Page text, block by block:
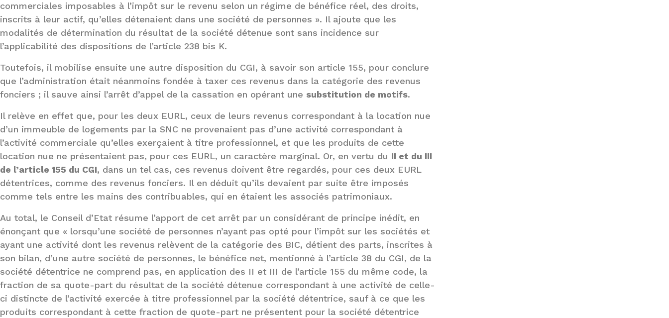
commerciales imposables à l’impôt sur le revenu selon un régime de bénéfice réel, des droits,
inscrits à leur actif, qu’elles détenaient dans une société de personnes ». Il ajoute que les
modalités de détermination du résultat de la société détenue sont sans incidence sur
l’applicabilité des dispositions de l’article 238 bis K.
Toutefois, il mobilise ensuite une autre disposition du CGI, à savoir son article 155, pour conclure
que l’administration était néanmoins fondée à taxer ces revenus dans la catégorie des revenus
fonciers ; il sauve ainsi l’arrêt d’appel de la cassation en opérant une substitution de motifs.
Il relève en effet que, pour les deux EURL, ceux de leurs revenus correspondant à la location nue
d’un immeuble de logements par la SNC ne provenaient pas d’une activité correspondant à
l’activité commerciale qu’elles exerçaient à titre professionnel, et que les produits de cette
location nue ne présentaient pas, pour ces EURL, un caractère marginal. Or, en vertu du II et du III
de l’article 155 du CGI, dans un tel cas, ces revenus doivent être regardés, pour ces deux EURL
détentrices, comme des revenus fonciers. Il en déduit qu’ils devaient par suite être imposés
comme tels entre les mains des contribuables, qui en étaient les associés patrimoniaux.
Au total, le Conseil d’Etat résume l’apport de cet arrêt par un considérant de principe inédit, en
énonçant que « lorsqu’une société de personnes n’ayant pas opté pour l’impôt sur les sociétés et
ayant une activité dont les revenus relèvent de la catégorie des BIC, détient des parts, inscrites à
son bilan, d’une autre société de personnes, le bénéfice net, mentionné à l’article 38 du CGI, de la
société détentrice ne comprend pas, en application des II et III de l’article 155 du même code, la
fraction de sa quote-part du résultat de la société détenue correspondant à une activité de celle-
ci distincte de l’activité exercée à titre professionnel par la société détentrice, sauf à ce que les
produits correspondant à cette fraction de quote-part ne présentent pour la société détentrice